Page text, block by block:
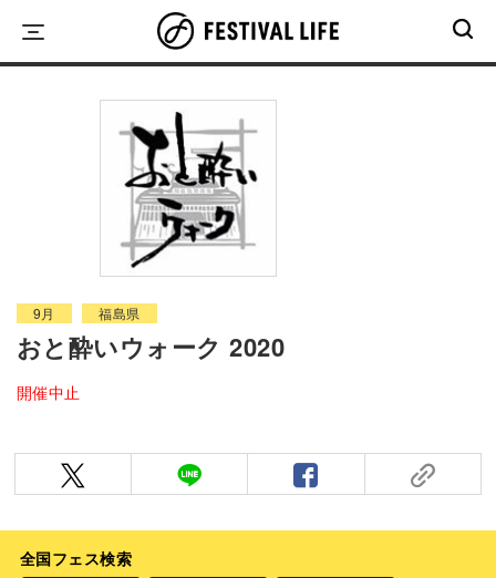
content
9月 福島県
おと酔いウォーク 2020
開催中止
全国フェス検索